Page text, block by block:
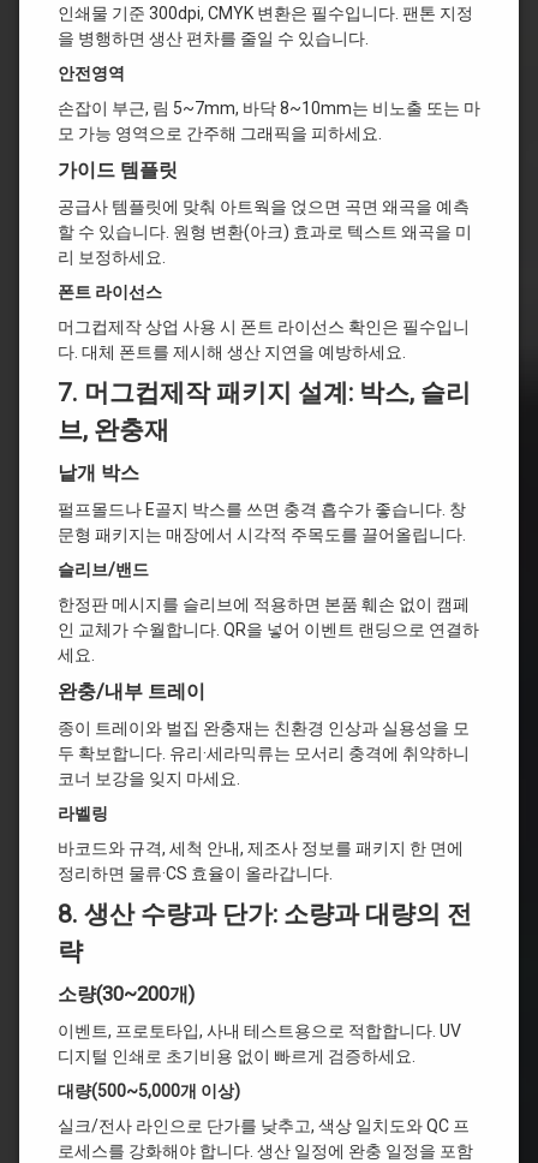
인쇄물 기준 300dpi, CMYK 변환은 필수입니다. 팬톤 지정
을 병행하면 생산 편차를 줄일 수 있습니다.
안전영역
손잡이 부근, 림 5~7mm, 바닥 8~10mm는 비노출 또는 마
모 가능 영역으로 간주해 그래픽을 피하세요.
가이드 템플릿
공급사 템플릿에 맞춰 아트웍을 얹으면 곡면 왜곡을 예측
할 수 있습니다. 원형 변환(아크) 효과로 텍스트 왜곡을 미
리 보정하세요.
폰트 라이선스
머그컵제작 상업 사용 시 폰트 라이선스 확인은 필수입니
다. 대체 폰트를 제시해 생산 지연을 예방하세요.
7. 머그컵제작패키지 설계: 박스, 슬리
브, 완충재
낱개 박스
펄프몰드나 E골지 박스를 쓰면 충격 흡수가 좋습니다. 창
문형 패키지는 매장에서 시각적 주목도를 끌어올립니다.
슬리브/밴드
한정판 메시지를 슬리브에 적용하면 본품 훼손 없이 캠페
인 교체가 수월합니다. QR을 넣어 이벤트 랜딩으로 연결하
세요.
완충/내부 트레이
종이 트레이와 벌집 완충재는 친환경 인상과 실용성을 모
두 확보합니다. 유리·세라믹류는 모서리 충격에 취약하니
코너 보강을 잊지 마세요.
라벨링
바코드와 규격, 세척 안내, 제조사 정보를 패키지 한 면에
정리하면 물류·CS 효율이 올라갑니다.
8. 생산 수량과 단가: 소량과 대량의 전
략
소량(30~200개)
이벤트, 프로토타입, 사내 테스트용으로 적합합니다. UV
디지털 인쇄로 초기비용 없이 빠르게 검증하세요.
대량(500~5,000개 이상)
실크/전사 라인으로 단가를 낮추고, 색상 일치도와 QC 프
로세스를 강화해야 합니다. 생산 일정에 완충 일정을 포함